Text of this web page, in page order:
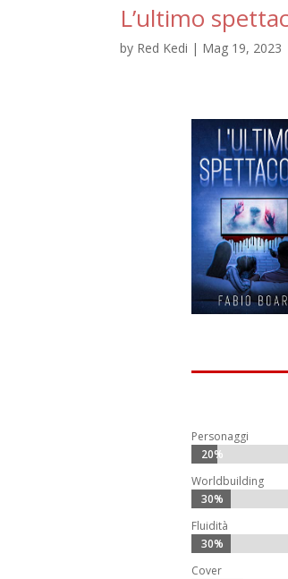
L’ultimo
by Red Kedi | Mag 19, 2023
Personaggi
20%
20%
Worldbuilding
30%
30%
Fluidità
30%
30%
Cover